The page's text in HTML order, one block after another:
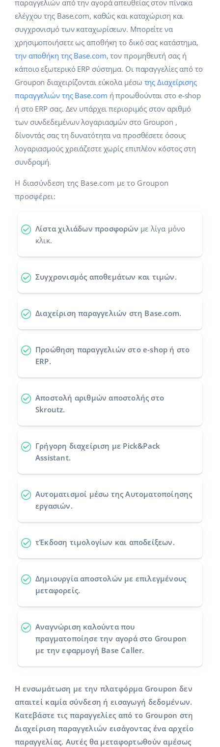
Διαχείριση αποστολών
Αυτοματοποίηση εγασιών
Base Connect
ΑΙ για e-commerce
Κλάδοι
Σπίτι & Κήπος
Παιδικά προϊόντα
Ηλεκτρονικά είδη
Ανταλλακτικά αυτοκινήτων
Σούπερμαρκετ
Υγεία & Ομορφιά
Μόδα
Βοήθεια
Base Academy
Υπηρεσίες
Υλοποιήσεις συστήματος
Έλεγχος λογαριασμού
Άλλα
Προγράμματα συνεργασίας
Επικοινωνία
english (US)
english (GB)
english (IN)
čeština
deutsch
Ελληνικά
español (AR)
español (MX)
polski
português (BR)
română
παραγγελιών από την αγορά απευθείας στον πίνακα
ελέγχου της Base.com, καθώς και καταχώριση και
συγχρονισμό των καταχωρίσεων. Μπορείτε να
χρησιμοποιήσετε ως αποθήκη το δικό σας κατάστημα,
την αποθήκη της Base.com, τον προμηθευτή σας ή
κάποιο εξωτερικό ERP σύστημα. Οι παραγγελίες από το
Groupon διαχειρίζονται εύκολα μέσω της Διαχείρισης
παραγγελιών της Base.com ή προωθούνται στο e-shop
ή στο ERP σας. Δεν υπάρχει περιοριμός στον αριθμό
των συνδεδεμένων λογαριασμών στο Groupon ,
δίνοντάς σας τη δυνατότητα να προσθέσετε όσους
λογαριασμούς χρειάζεστε χωρίς επιπλέον κόστος στη
συνδρομή.
Η διασύνδεση της Base.com με το Groupon
προσφέρει:
Λίστα χιλιάδων προσφορών με λίγα μόνο
κλικ.
Συγχρονισμός αποθεμάτων και τιμών.
Διαχείριση παραγγελιών στη Base.com.
Προώθηση παραγγελιώνστο e-shop ή στο
ERP.
Αποστολή αριθμών αποστολής στο
Skroutz.
Γρήγορη διαχείριση με Pick&Pack
Assistant.
Αυτοματισμοί μέσω της Αυτοματοποίησης
εργασιών.
τΈκδοση τιμολογίων και αποδείξεων.
Δημιουργία αποστολών με επιλεγμένους
μεταφορείς.
Αναγνώριση καλούνταπου
πραγματοποίησε την αγορά στο Groupon
με την εφαρμογή Base Caller.
Η ενσωμάτωση με την πλατφόρμα Groupon δεν
απαιτεί καμία σύνδεση ή εισαγωγή δεδομένων.
Κατεβάστε τις παραγγελίες από το Groupon στη
Διαχείριση παραγγελιών εισάγοντας ένα αρχείο
παραγγελίας. Αυτές θα μεταφορτωθούν αμέσως